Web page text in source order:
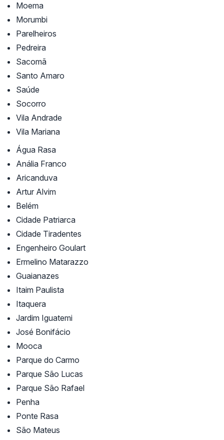
Moema
Morumbi
Parelheiros
Pedreira
Sacomã
Santo Amaro
Saúde
Socorro
Vila Andrade
Vila Mariana
Água Rasa
Anália Franco
Aricanduva
Artur Alvim
Belém
Cidade Patriarca
Cidade Tiradentes
Engenheiro Goulart
Ermelino Matarazzo
Guaianazes
Itaim Paulista
Itaquera
Jardim Iguatemi
José Bonifácio
Mooca
Parque do Carmo
Parque São Lucas
Parque São Rafael
Penha
Ponte Rasa
São Mateus